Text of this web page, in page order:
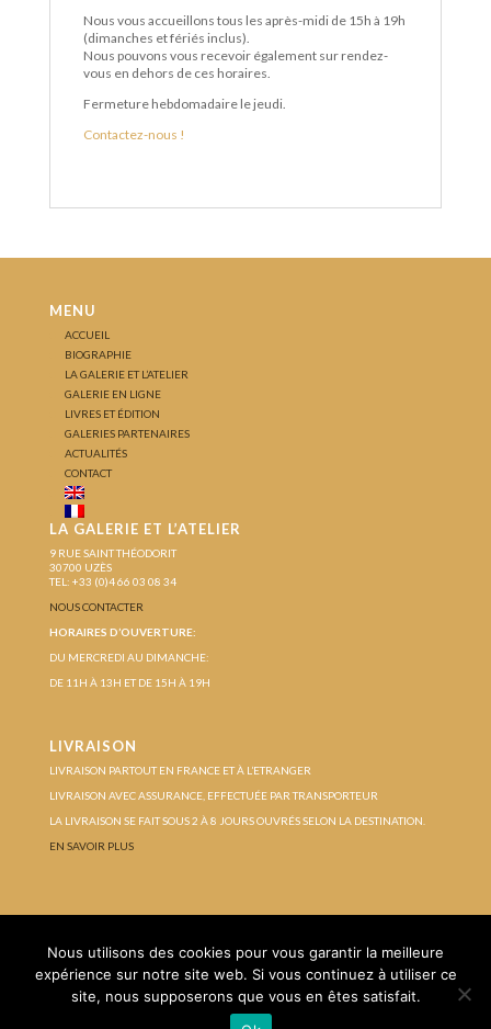
Nous vous accueillons tous les après-midi de 15h à 19h
(dimanches et fériés inclus).
Nous pouvons vous recevoir également sur rendez-
vous en dehors de ces horaires.
Fermeture hebdomadaire le jeudi.
Contactez-nous !
MENU
ACCUEIL
BIOGRAPHIE
LA GALERIE ET L’ATELIER
GALERIE EN LIGNE
LIVRES ET ÉDITION
GALERIES PARTENAIRES
ACTUALITÉS
CONTACT
LA GALERIE ET L’ATELIER
9 RUE SAINT THÉODORIT
30700 UZÈS
TEL: +33 (0)4 66 03 08 34
NOUS CONTACTER
HORAIRES D’OUVERTURE:
DU MERCREDI AU DIMANCHE:
DE 11H À 13H ET DE 15H À 19H
LIVRAISON
LIVRAISON PARTOUT EN FRANCE ET À L’ETRANGER
LIVRAISON AVEC ASSURANCE, EFFECTUÉE PAR TRANSPORTEUR
LA LIVRAISON SE FAIT SOUS 2 À 8 JOURS OUVRÉS SELON LA DESTINATION.
EN SAVOIR PLUS
Conditions Générales de Vente
Mentions légales
Nous utilisons des cookies pour vous garantir la meilleure
expérience sur notre site web. Si vous continuez à utiliser ce
site, nous supposerons que vous en êtes satisfait.